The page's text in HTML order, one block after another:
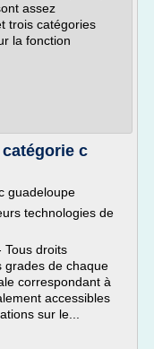
assez
trois catégories
la fonction
c
guadeloupe
technologies de
Tous droits
grades de chaque
correspondant à
accessibles
sur le...